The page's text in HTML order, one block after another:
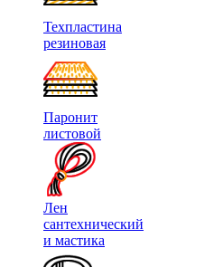
Техпластина
резиновая
Паронит
листовой
Лен
сантехнический
и мастика